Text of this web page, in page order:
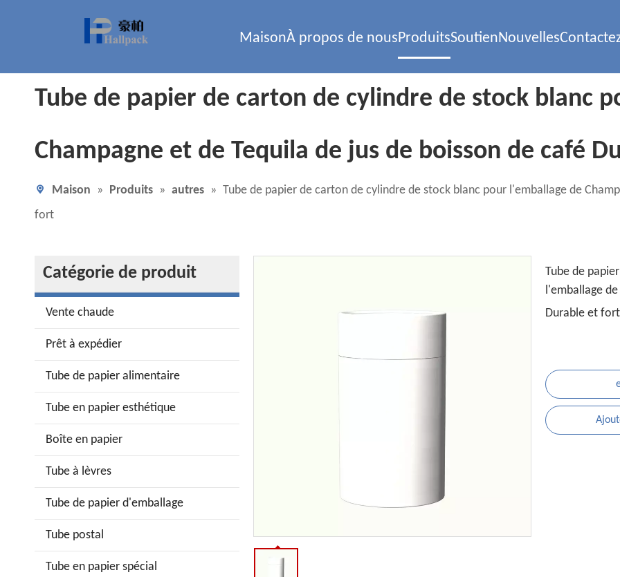
MaisonÀ propos de nousProduitsSoutienNouvelles
Tube de papier de carton de cylindre de stock blanc
Champagne et de Tequila de jus de boisson de café
Maison » Produits » autres » Tube de papier de carton de cylindre de stock blanc pour l'emballage de
fort
Catégorie de produit
Vente chaude
Prêt à expédier
Tube de papier alimentaire
Tube en papier esthétique
Boîte en papier
Tube à lèvres
Tube de papier d'emballage
Tube postal
Tube en papier spécial
Tube de
l'emballage
Durable et